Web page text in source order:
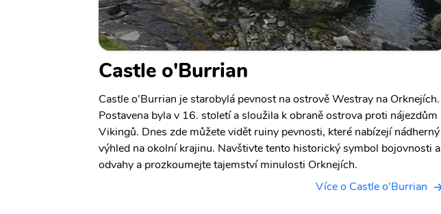
Castle o'Burrian
Castle o'Burrian je starobylá pevnost na ostrově Westray na Orknejích.
Postavena byla v 16. století a sloužila k obraně ostrova proti nájezdům
Vikingů. Dnes zde můžete vidět ruiny pevnosti, které nabízejí nádherný
výhled na okolní krajinu. Navštivte tento historický symbol bojovnosti a
odvahy a prozkoumejte tajemství minulosti Orknejích.
Více o Castle o'Burrian